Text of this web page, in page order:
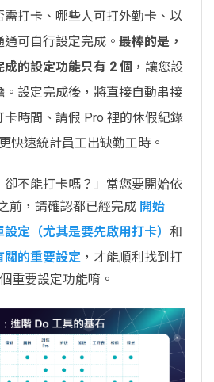
需打卡、哪些人可打外勤卡、以
可自行設定完成。 最棒的是，
的設定功能只有 2 個 ，讓您設
。設定完成後，將直接自動串接
卡時間、請假 Pro 裡的休假紀錄
快速統計員工出缺勤工時。
卻不能打卡嗎？」當您要開始依
前，請確認都已經完成 開始
定（尤其是要先啟用打卡） 和
關的重要設定 ，才能順利找到打
重要設定功能唷。